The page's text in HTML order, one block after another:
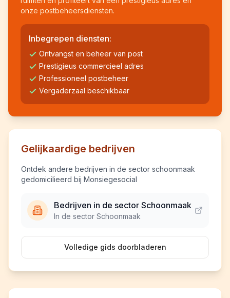
onze postbeheersdiensten.
Inbegrepen diensten:
Ontvangst en beheer van post
Prestigieus commercieel adres
Professioneel postbeheer
Vergaderzaal beschikbaar
Gelijkaardige bedrijven
Ontdek andere bedrijven in de sector schoonmaak
gedomicilieerd bij Monsiegesocial
Bedrijven in de sector Schoonmaak
In de sector Schoonmaak
Volledige gids doorbladeren